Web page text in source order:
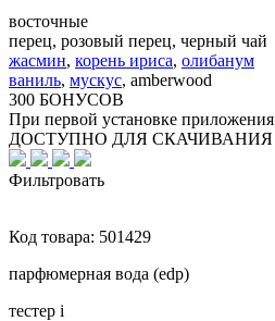
восточные
перец, розовый перец, черный чай
жасмин, корень ириса, олибанум
ваниль, мускус, amberwood
300 БОНУСОВ
При первой установке приложения
ДОСТУПНО ДЛЯ СКАЧИВАНИЯ
Фильтровать
Код товара: 501429
парфюмерная вода (edp)
тестер i